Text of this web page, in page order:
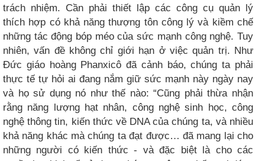
trách nhiệm. Cần phải thiết lập các công cụ quản lý
thích hợp có khả năng thượng tôn công lý và kiềm chế
những tác động bóp méo của sức mạnh công nghệ. Tuy
nhiên, vấn đề không chỉ giới hạn ở việc quản trị. Như
Đức giáo hoàng Phanxicô đã cảnh báo, chúng ta phải
thực tế tự hỏi ai đang nắm giữ sức mạnh này ngày nay
và họ sử dụng nó như thế nào: “Cũng phải thừa nhận
rằng năng lượng hạt nhân, công nghệ sinh học, công
nghệ thông tin, kiến ​​thức về DNA của chúng ta, và nhiều
khả năng khác mà chúng ta đạt được… đã mang lại cho
những người có kiến ​​thức - và đặc biệt là cho các